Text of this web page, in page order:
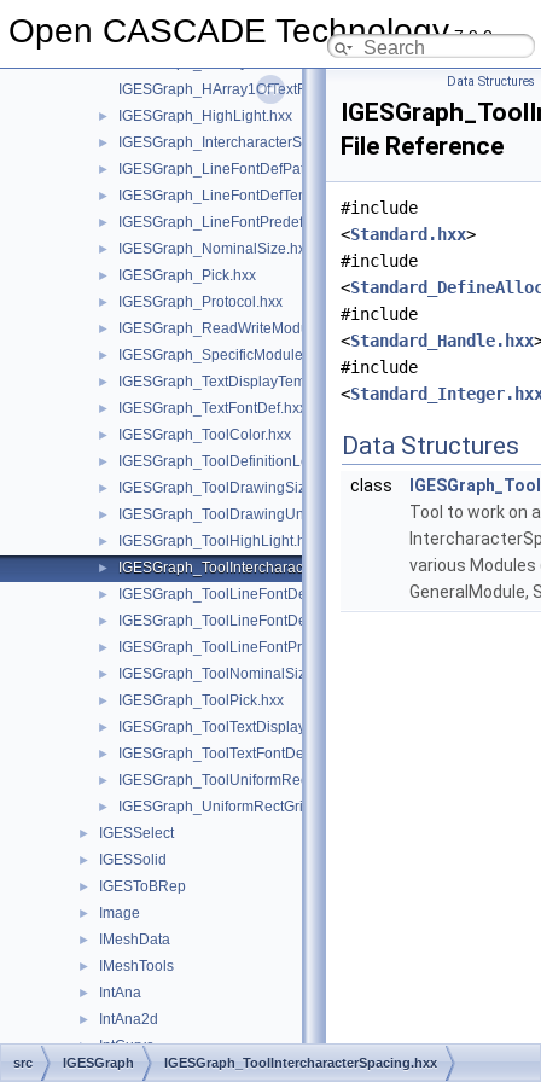
Open CASCADE Technology7.9.0
IGESGraph_HArray1OfColor.hxx
IGESGraph_HArray1OfTextDisplayTemplate.hxx
IGESGraph_HArray1OfTextFontDef.hxx
► IGESGraph_HighLight.hxx
► IGESGraph_IntercharacterSpacing.hxx
► IGESGraph_LineFontDefPattern.hxx
► IGESGraph_LineFontDefTemplate.hxx
► IGESGraph_LineFontPredefined.hxx
► IGESGraph_NominalSize.hxx
► IGESGraph_Pick.hxx
► IGESGraph_Protocol.hxx
► IGESGraph_ReadWriteModule.hxx
► IGESGraph_SpecificModule.hxx
► IGESGraph_TextDisplayTemplate.hxx
► IGESGraph_TextFontDef.hxx
► IGESGraph_ToolColor.hxx
► IGESGraph_ToolDefinitionLevel.hxx
► IGESGraph_ToolDrawingSize.hxx
► IGESGraph_ToolDrawingUnits.hxx
► IGESGraph_ToolHighLight.hxx
► IGESGraph_ToolIntercharacterSpacing.hxx
► IGESGraph_ToolLineFontDefPattern.hxx
► IGESGraph_ToolLineFontDefTemplate.hxx
► IGESGraph_ToolLineFontPredefined.hxx
► IGESGraph_ToolNominalSize.hxx
► IGESGraph_ToolPick.hxx
► IGESGraph_ToolTextDisplayTemplate.hxx
► IGESGraph_ToolTextFontDef.hxx
► IGESGraph_ToolUniformRectGrid.hxx
► IGESGraph_UniformRectGrid.hxx
► IGESSelect
► IGESSolid
► IGESToBRep
► Image
► IMeshData
► IMeshTools
► IntAna
► IntAna2d
► IntCurve
► IntCurvesFace
Data Structures
File Reference
#include
<Standard.hxx>
#include
<
#include
<Standard_Handle.hxx
#include
<
Data Structures
class
Tool to work on a
various Modules
GeneralModule,
src IGESGraph IGESGraph_ToolIntercharacterSpacing.hxx